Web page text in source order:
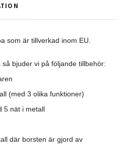
som är tillverkad inom EU.
bjuder vi på följande tillbehör:
(med 3 olika funktioner)
5 nät i metall
där borsten är gjord av